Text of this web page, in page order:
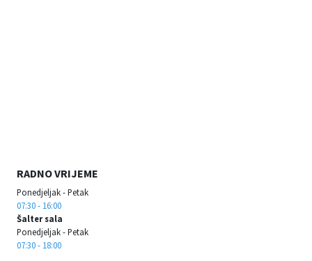
RADNO VRIJEME
Ponedjeljak - Petak
07:30 - 16:00
Šalter sala
Ponedjeljak - Petak
07:30 - 18:00